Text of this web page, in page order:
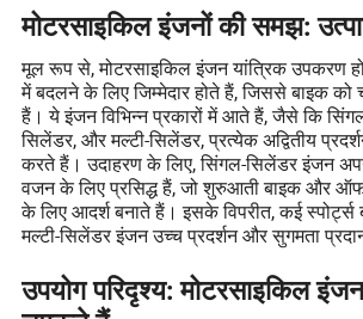
मोटरसाइकिल इंजनों की समझ:
मूल रूप से, मोटरसाइकिल इंजन यांत्रिक उपकरण
में बदलने के लिए जिम्मेदार होते हैं, जिससे बाइक को
हैं। ये इंजन विभिन्न प्रकारों में आते हैं, जैसे कि
सिलेंडर, और मल्टी-सिलेंडर, प्रत्येक अद्वितीय
करते हैं। उदाहरण के लिए, सिंगल-सिलेंडर इंजन
वजन के लिए प्रसिद्ध हैं, जो शुरुआती बाइक और
के लिए आदर्श बनाते हैं। इसके विपरीत, कई स्पोर्ट्स
मल्टी-सिलेंडर इंजन उच्च प्रदर्शन और सुगमता
उपयोग परिदृश्य: मोटरसाइकिल